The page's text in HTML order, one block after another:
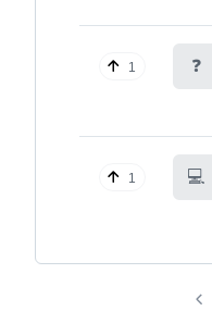
1 ❓
1 💻